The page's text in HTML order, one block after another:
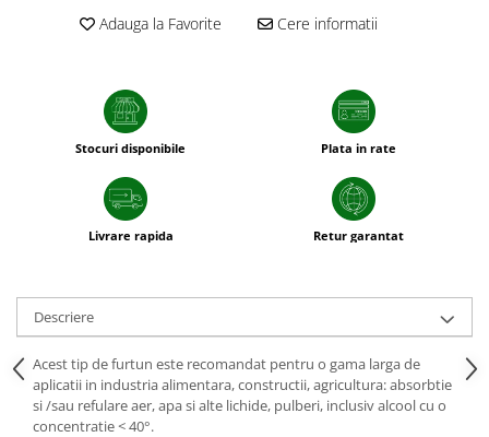
Adauga la Favorite Cere informatii
Stocuri disponibile Plata in rate
Livrare rapida Retur garantat
Descriere
Acest tip de furtun este recomandat pentru o gama larga de
aplicatii in industria alimentara, constructii, agricultura: absorbtie
si /sau refulare aer, apa si alte lichide, pulberi, inclusiv alcool cu o
concentratie < 40°.